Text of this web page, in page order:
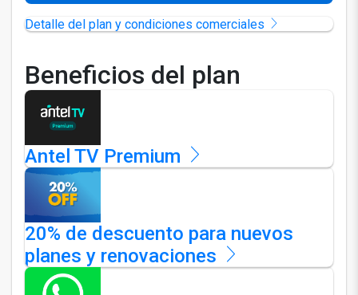
Detalle del plan y condiciones comerciales
Beneficios del plan
Antel TV Premium
20% de descuento para nuevos
planes y renovaciones